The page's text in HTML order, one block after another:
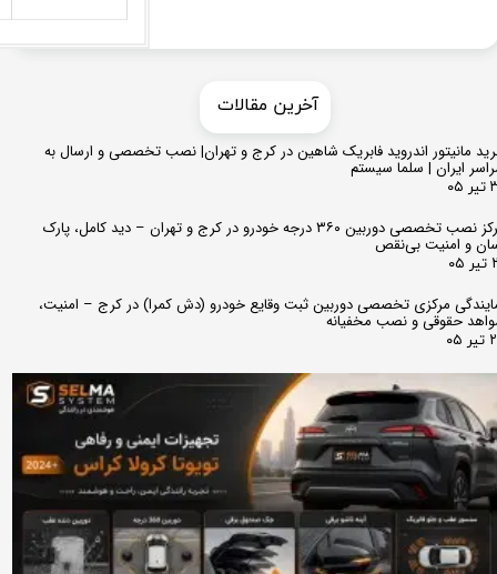
مانیتور اندروید فابریک شاهین در کرج و تهران| نصب تخصصی و ارسال به
ایران | سلما سیستم
مرکز نصب تخصصی دوربین ۳۶۰ درجه خودرو در کرج و تهران – دید کامل، پارک
و امنیت بی‌نقص
مرکزی تخصصی دوربین ثبت وقایع خودرو (دش کمرا) در کرج – امنیت،
حقوقی و نصب مخفیانه
​​آخرین مقالات